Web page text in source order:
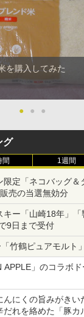
を購入してみた
● ● ●
グ
間 1週間
限定「ネコバッグ＆
売の当選無効分
キー「山崎18年」
9日まで受付
竹鶴ピュアモルト
APPLE」のコラボ
んにくの旨みがきい
だれを絡めた「豚カ